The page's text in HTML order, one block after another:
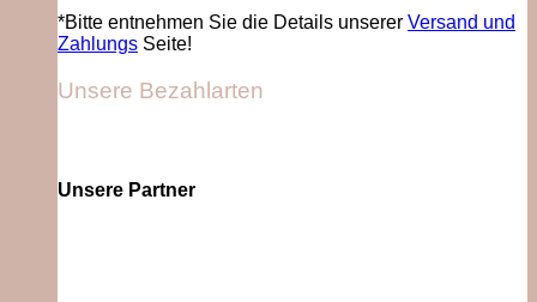
*Bitte entnehmen Sie die Details unserer Versand und
Zahlungs Seite!
Unsere Bezahlarten
Unsere Partner